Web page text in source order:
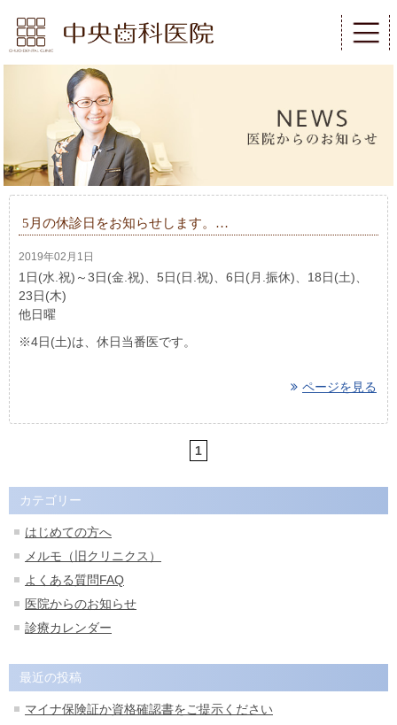
5月の休診日をお知らせします。…
2019年02月1日
1日(水.祝)～3日(金.祝)、5日(日.祝)、6日(月.振休)、18日(土)、
23日(木)
他日曜
※4日(土)は、休日当番医です。
ページを見る
1
カテゴリー
はじめての方へ
メルモ（旧クリニクス）
よくある質問FAQ
医院からのお知らせ
診療カレンダー
最近の投稿
マイナ保険証か資格確認書をご提示ください